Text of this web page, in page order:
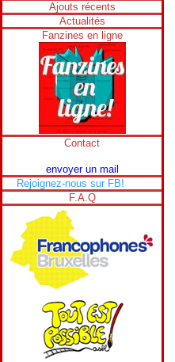
Ajouts récents
Actualités
Fanzines en ligne
Contact
envoyer un mail
Rejoignez-nous sur FB!
F.A.Q